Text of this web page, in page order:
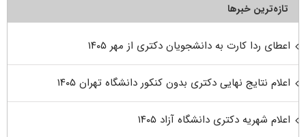
تازه‌ترین خبرها
اعطای ردا کارت به دانشجویان دکتری از مهر ۱۴۰۵
اعلام نتایج نهایی دکتری بدون کنکور دانشگاه تهران ۱۴۰۵
اعلام شهریه دکتری دانشگاه آزاد ۱۴۰۵